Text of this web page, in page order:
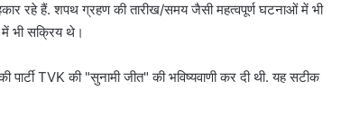
रहे हैं. शपथ ग्रहण की तारीख/समय जैसी महत्वपूर्ण घटनाओं में भी
में भी सक्रिय थे।
TVK की "सुनामी जीत" की भविष्यवाणी कर दी थी. यह सटीक